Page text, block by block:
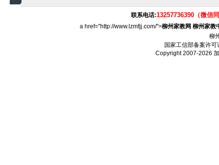
联系电话:13257736390（微信
a href="http://www.lzmfjj.com/">柳州家教网 柳州家教
柳
国家工信部备案许可
Copyright 2007-2026